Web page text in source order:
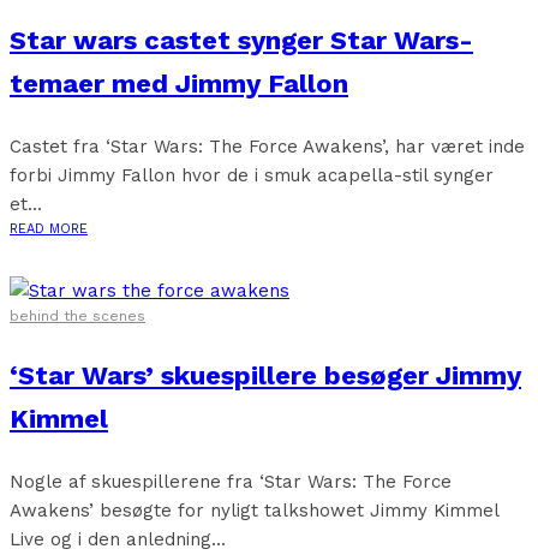
Star wars castet synger Star Wars-
temaer med Jimmy Fallon
Castet fra ‘Star Wars: The Force Awakens’, har været inde
forbi Jimmy Fallon hvor de i smuk acapella-stil synger
et...
READ MORE
behind the scenes
‘Star Wars’ skuespillere besøger Jimmy
Kimmel
Nogle af skuespillerene fra ‘Star Wars: The Force
Awakens’ besøgte for nyligt talkshowet Jimmy Kimmel
Live og i den anledning...